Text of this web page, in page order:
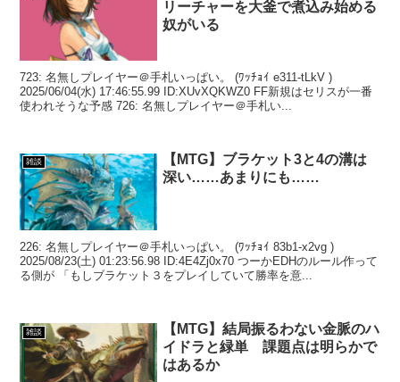
リーチャーを大釜で煮込み始める
奴がいる
723: 名無しプレイヤー＠手札いっぱい。 (ﾜｯﾁｮｲ e311-tLkV )
2025/06/04(水) 17:46:55.99 ID:XUvXQKWZ0 FF新規はセリスが一番
使われそうな予感 726: 名無しプレイヤー＠手札い...
雑談
【MTG】ブラケット3と4の溝は
深い……あまりにも……
226: 名無しプレイヤー＠手札いっぱい。 (ﾜｯﾁｮｲ 83b1-x2vg )
2025/08/23(土) 01:23:56.98 ID:4E4Zj0x70 つーかEDHのルール作って
る側が 「もしブラケット３をプレイしていて勝率を意...
雑談
【MTG】結局振るわない金脈のハ
イドラと緑単 課題点は明らかで
はあるか